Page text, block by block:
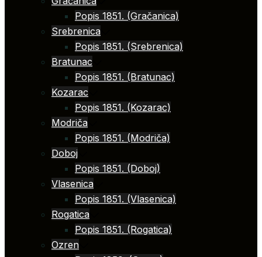
Popis 1851. (Gračanica)
Srebrenica
Popis 1851. (Srebrenica)
Bratunac
Popis 1851. (Bratunac)
Kozarac
Popis 1851. (Kozarac)
Modriča
Popis 1851. (Modriča)
Doboj
Popis 1851. (Doboj)
Vlasenica
Popis 1851. (Vlasenica)
Rogatica
Popis 1851. (Rogatica)
Ozren